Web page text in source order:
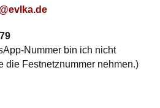
Nummer bin ich nicht
die Festnetznummer nehmen.)